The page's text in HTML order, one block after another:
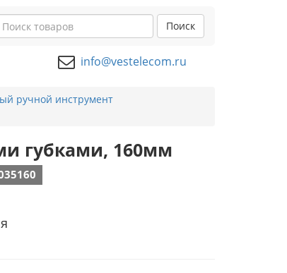
Поиск
info@vestelecom.ru
ручной инструмент
губками, 160мм